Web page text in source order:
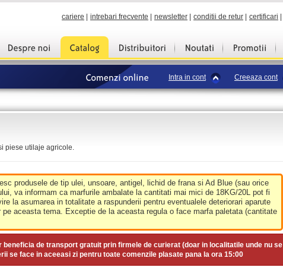
cariere intrebari frecvente newsletter conditii de retur certificari
Intra in cont Creeaza cont
piese utilaje agricole.
produsele de tip ulei, unsoare, antigel, lichid de frana si Ad Blue (sau orice
va informam ca marfurile ambalate la cantitati mai mici de 18KG/20L pot fi
la asumarea in totalitate a raspunderii pentru eventualele deteriorari aparute
aceasta tema. Exceptie de la aceasta regula o face marfa paletata (cantitate
beneficia de transport gratuit prin firmele de curierat (doar in localitatile unde nu se
se face in aceeasi zi pentru toate comenzile plasate pana la ora 15:00